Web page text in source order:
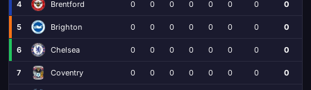
4 Brentford 0 0 0 0 0 0 0 0
5 Brighton 0 0 0 0 0 0 0 0
6 Chelsea 0 0 0 0 0 0 0 0
7 Coventry 0 0 0 0 0 0 0 0